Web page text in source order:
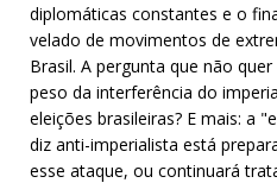
diplomáticas constantes e o
velado de movimentos de
Brasil. A pergunta que não
peso da interferência do
eleições brasileiras? E mais: a
diz anti-imperialista está
esse ataque, ou continuará